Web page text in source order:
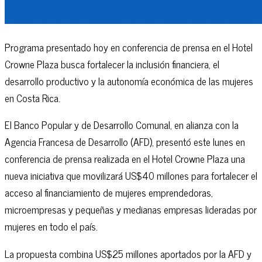
Programa presentado hoy en conferencia de prensa en el Hotel
Crowne Plaza busca fortalecer la inclusión financiera, el
desarrollo productivo y la autonomía económica de las mujeres
en Costa Rica.
El Banco Popular y de Desarrollo Comunal, en alianza con la
Agencia Francesa de Desarrollo (AFD), presentó este lunes en
conferencia de prensa realizada en el Hotel Crowne Plaza una
nueva iniciativa que movilizará US$40 millones para fortalecer el
acceso al financiamiento de mujeres emprendedoras,
microempresas y pequeñas y medianas empresas lideradas por
mujeres en todo el país.
La propuesta combina US$25 millones aportados por la AFD y